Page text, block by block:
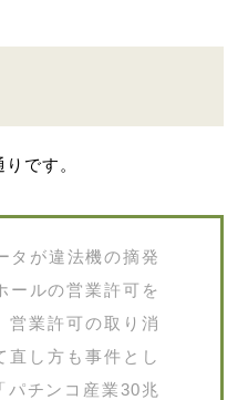
です。
タが違法機の摘発
ールの営業許可を
営業許可の取り消
直し方も事件とし
パチンコ産業30兆